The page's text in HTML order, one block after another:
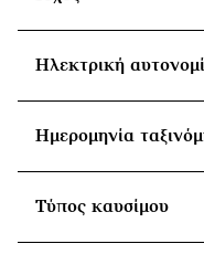
Ηλεκτρική
Ημερομηνία
Τύπος καυσίμου